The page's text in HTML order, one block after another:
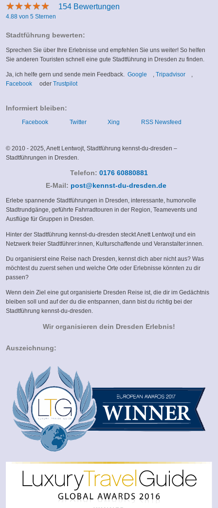
★★★★★
★★★★★ 154 Bewertungen
4.88 von 5 Sternen
Stadtführung bewerten:
Sprechen Sie über Ihre Erlebnisse und empfehlen Sie uns weiter! So helfen
Sie anderen Touristen schnell eine gute Stadtführung in Dresden zu finden.
Ja, ich helfe gern und sende mein Feedback.Google (link
,Tripadvisor(link,
Facebook(linkoder Trustpilot(link
Informiert bleiben:
Facebook Twitter Xing RSS Newsfeed
© 2010 - 2025, Anett Lentwojt, Stadtführung kennst-du-dresden –
Stadtführungen in Dresden.
Telefon: 0176 60880881
E-Mail: post@kennst-du-dresden.de(link
e-
mail)
Erlebe spannende Stadtführungen in Dresden, interessante, humorvolle
Stadtrundgänge, geführte Fahrradtouren in der Region, Teamevents und
Ausflüge für Gruppen in Dresden.
Hinter der Stadtführung kennst-du-dresden steckt Anett Lentwojt und ein
Netzwerk freier Stadtführer:innen, Kulturschaffende und Veranstalter:innen.
Du organisierst eine Reise nach Dresden, kennst dich aber nicht aus? Was
möchtest du zuerst sehen und welche Orte oder Erlebnisse könnten zu dir
passen?
Wenn dein Ziel eine gut organisierte Dresden Reise ist, die dir im Gedächtnis
bleiben soll und auf der du die entspannen, dann bist du richtig bei der
Stadtführung kennst-du-dresden.
Wir organisieren dein Dresden Erlebnis!
Auszeichnung: